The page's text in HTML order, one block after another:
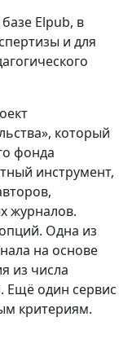
Elpub, в
и для
который
фонда
инструмент,
журналов.
Одна из
на основе
из числа
Ещё один сервис
критериям.